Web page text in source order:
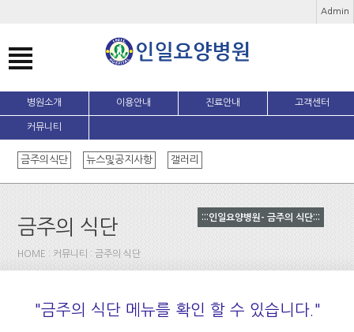
Admin
병원소개 이용안내 진료안내 고객센터
커뮤니티
금주의식단 뉴스및공지사항 갤러리
금주의 식단
HOME : 커뮤니티 : 금주의 식단
"금주의 식단 메뉴를 확인 할 수 있습니다."
:::인일요양병원- 금주의 식단:::